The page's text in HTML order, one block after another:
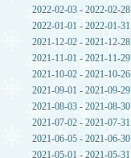
2022-02-03 - 2022-02-28
2022-01-01 - 2022-01-31
2021-12-02 - 2021-12-28
2021-11-01 - 2021-11-29
2021-10-02 - 2021-10-26
2021-09-01 - 2021-09-29
2021-08-03 - 2021-08-30
2021-07-02 - 2021-07-31
2021-06-05 - 2021-06-30
2021-05-01 - 2021-05-31